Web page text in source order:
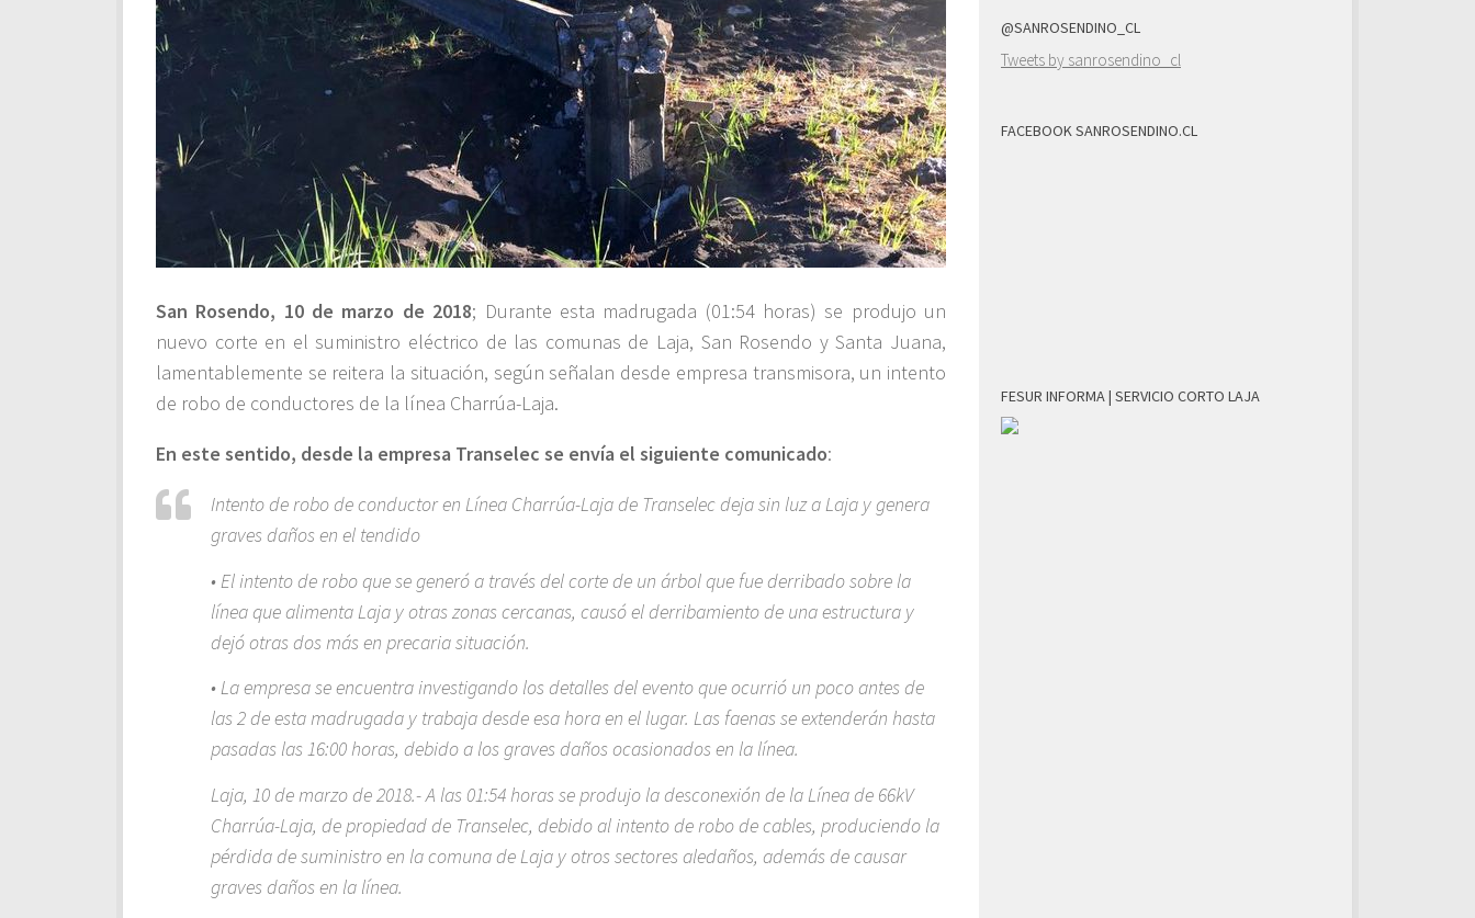
San Rosendo, 10 de marzo de 2018; Durante esta madrugada (01:54 horas) se produjo un
nuevo corte en el suministro eléctrico de las comunas de Laja, San Rosendo y Santa Juana,
lamentablemente se reitera la situación, según señalan desde empresa transmisora, un intento
de robo de conductores de la línea Charrúa-Laja.
En este sentido, desde la empresa Transelec se envía el siguiente comunicado:
Intento de robo de conductor en Línea Charrúa-Laja de Transelec deja sin luz a Laja y genera
graves daños en el tendido
• El intento de robo que se generó a través del corte de un árbol que fue derribado sobre la
línea que alimenta Laja y otras zonas cercanas, causó el derribamiento de una estructura y
dejó otras dos más en precaria situación.
• La empresa se encuentra investigando los detalles del evento que ocurrió un poco antes de
las 2 de esta madrugada y trabaja desde esa hora en el lugar. Las faenas se extenderán hasta
pasadas las 16:00 horas, debido a los graves daños ocasionados en la línea.
Laja, 10 de marzo de 2018.- A las 01:54 horas se produjo la desconexión de la Línea de 66kV
Charrúa-Laja, de propiedad de Transelec, debido al intento de robo de cables, produciendo la
pérdida de suministro en la comuna de Laja y otros sectores aledaños, además de causar
graves daños en la línea.
@SANROSENDINO_CL
Tweets by sanrosendino_cl
FACEBOOK SANROSENDINO.CL
FESUR INFORMA | SERVICIO CORTO LAJA